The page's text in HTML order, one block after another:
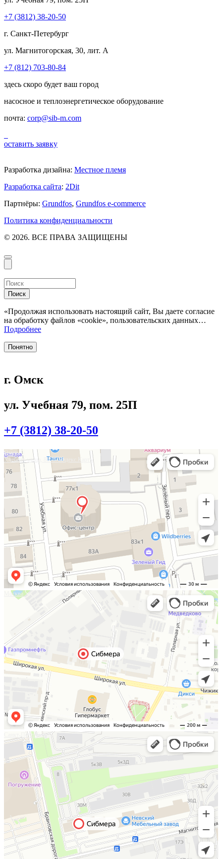
+7 (3812) 38-20-50
г. Санкт-Петербург
ул. Магнитогорская, 30, лит. А
+7 (812) 703-80-84
здесь скоро будет ваш город
насосное и теплоэнергетическое оборудование
почта: corp@sib-m.com
оставить заявку
Разработка дизайна: Местное племя
Разработка сайта: 2Dit
Партнёры: Grundfos, Grundfos e-commerce
Политика конфиденциальности
© 2026. ВСЕ ПРАВА ЗАЩИЩЕНЫ
Поиск
«Продолжая использовать настоящий сайт, Вы даете согласие
на обработку файлов «cookie», пользовательских данных…
Подробнее
Понятно
г. Омск
ул. Учебная 79, пом. 25П
+7 (3812) 38-20-50
Омск
Учебная улица, 86 — Яндекс.Карты
Москва
Санкт-Петербург